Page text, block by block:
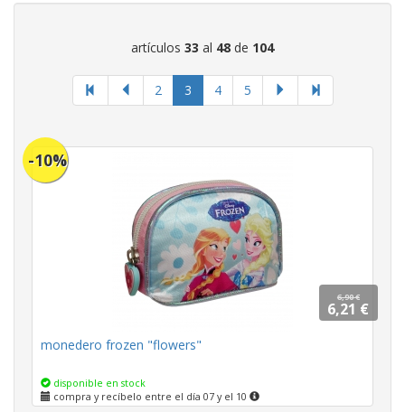
artículos 33 al 48 de 104
2 3página
actual
4 5
-10%
6,90 €
6,21 €
monedero frozen "flowers"
disponible en stock
compra y recíbelo entre el día 07 y el 10